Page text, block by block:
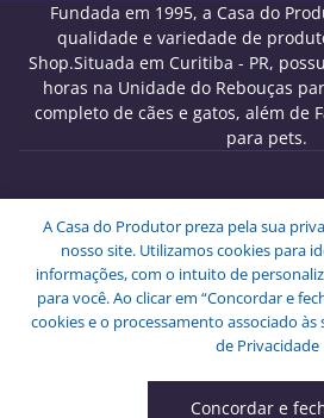
Fundada em 1995, a Casa do
qualidade e variedade de
Shop.Situada em Curitiba - PR,
horas na Unidade do Rebouças
completo de cães e gatos, além de
para pets.
09.439.591/
Endereço: Rua Engenheiros
Curitiba - PR - CEP:
Copyright © Melo Pet Shop
Todos os Direitos
Concordar e
A Casa do Produtor preza pela sua
nosso site. Utilizamos cookies para
informações, com o intuito de
para você. Ao clicar em “Concordar e
cookies e o processamento associado às
de Privacidade